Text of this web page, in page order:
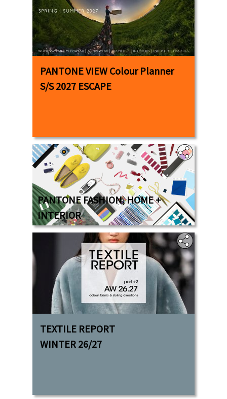
PANTONE VIEW Colour Planner
S/S 2027 ESCAPE
PANTONE FASHION, HOME +
INTERIOR
TEXTILE REPORT
WINTER 26/27